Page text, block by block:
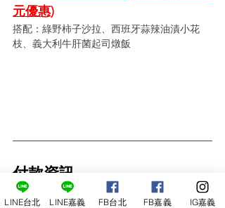
元優惠)
搭配：綠野柿子沙拉、西班牙蒜辣油漬小花
枝、義大利牛肝菌起司燉飯
付款資訊
中國信託 (822) 314-540-329-665
LINE台北 LINE嘉義 FB台北 FB嘉義 IG嘉義